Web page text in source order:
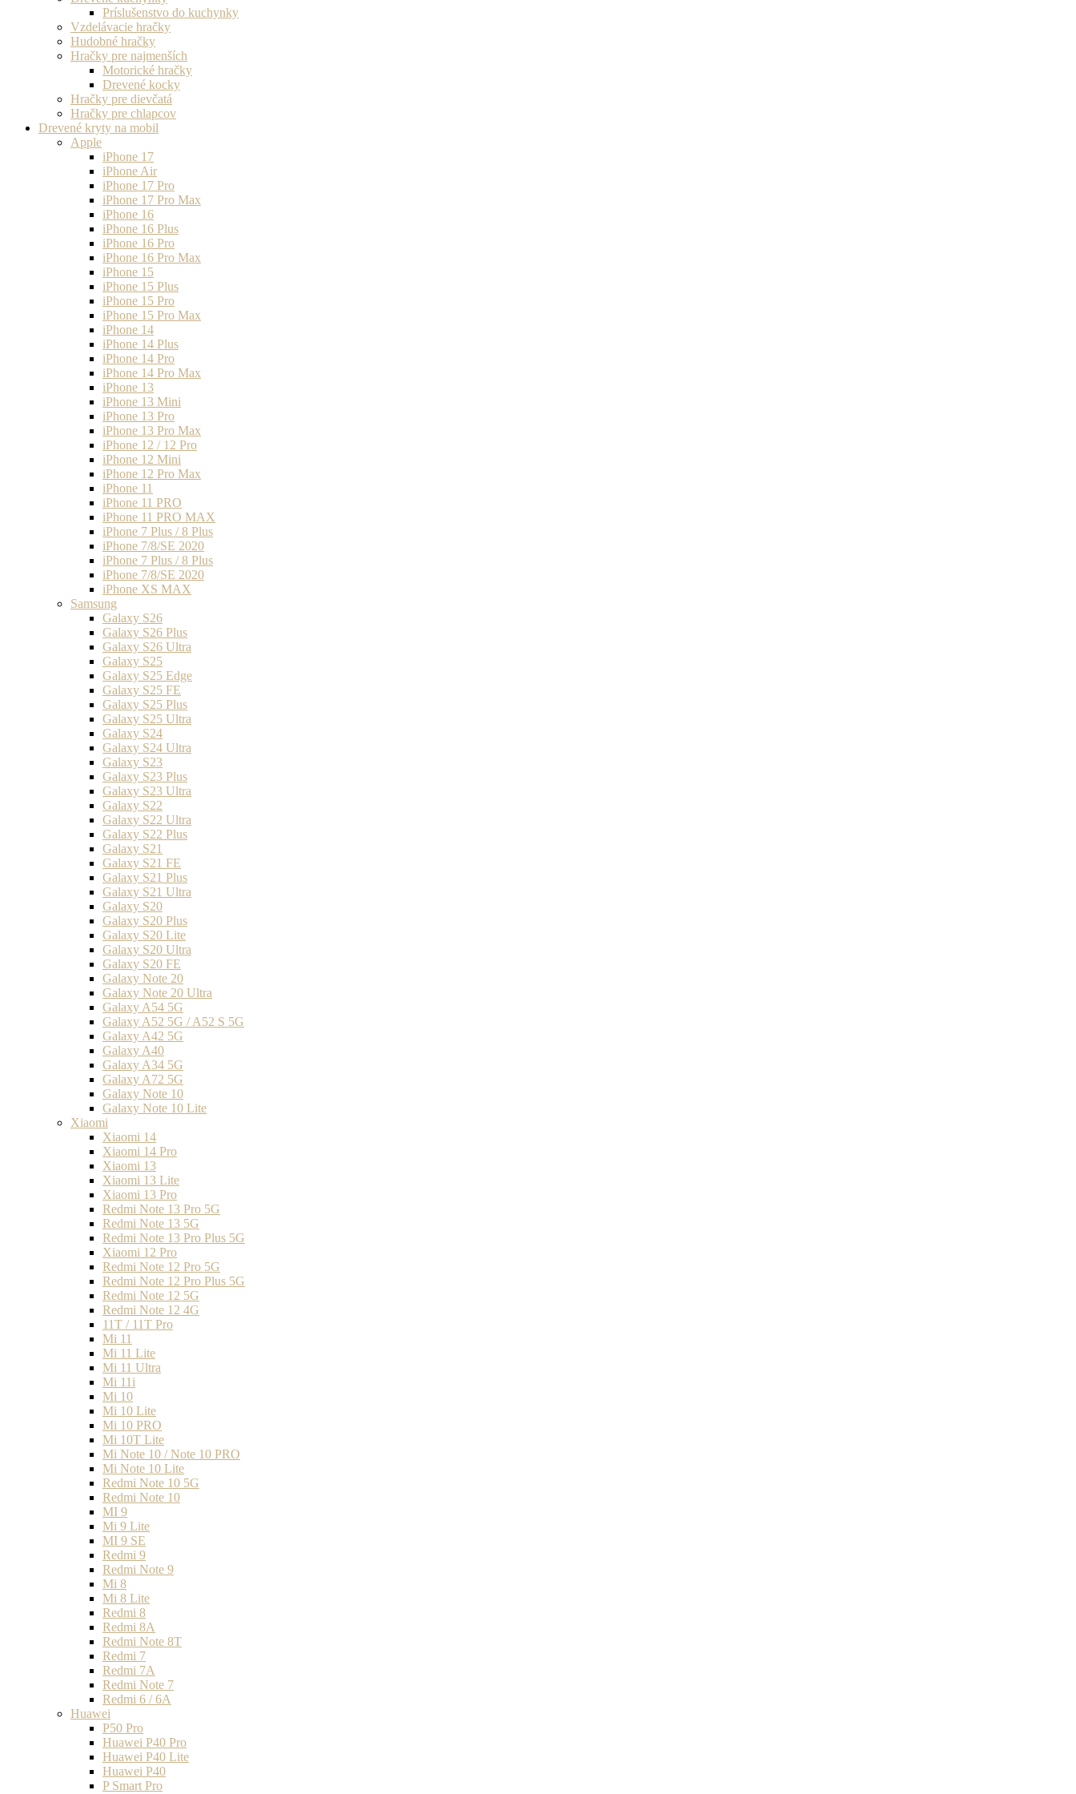
Príslušenstvo do kuchynky
Vzdelávacie hračky
Hudobné hračky
Hračky pre najmenších
Motorické hračky
Drevené kocky
Hračky pre dievčatá
Hračky pre chlapcov
Drevené kryty na mobil
Apple
iPhone 17
iPhone Air
iPhone 17 Pro
iPhone 17 Pro Max
iPhone 16
iPhone 16 Plus
iPhone 16 Pro
iPhone 16 Pro Max
iPhone 15
iPhone 15 Plus
iPhone 15 Pro
iPhone 15 Pro Max
iPhone 14
iPhone 14 Plus
iPhone 14 Pro
iPhone 14 Pro Max
iPhone 13
iPhone 13 Mini
iPhone 13 Pro
iPhone 13 Pro Max
iPhone 12 / 12 Pro
iPhone 12 Mini
iPhone 12 Pro Max
iPhone 11
iPhone 11 PRO
iPhone 11 PRO MAX
iPhone 7 Plus / 8 Plus
iPhone 7/8/SE 2020
iPhone 7 Plus / 8 Plus
iPhone 7/8/SE 2020
iPhone XS MAX
Samsung
Galaxy S26
Galaxy S26 Plus
Galaxy S26 Ultra
Galaxy S25
Galaxy S25 Edge
Galaxy S25 FE
Galaxy S25 Plus
Galaxy S25 Ultra
Galaxy S24
Galaxy S24 Ultra
Galaxy S23
Galaxy S23 Plus
Galaxy S23 Ultra
Galaxy S22
Galaxy S22 Ultra
Galaxy S22 Plus
Galaxy S21
Galaxy S21 FE
Galaxy S21 Plus
Galaxy S21 Ultra
Galaxy S20
Galaxy S20 Plus
Galaxy S20 Lite
Galaxy S20 Ultra
Galaxy S20 FE
Galaxy Note 20
Galaxy Note 20 Ultra
Galaxy A54 5G
Galaxy A52 5G / A52 S 5G
Galaxy A42 5G
Galaxy A40
Galaxy A34 5G
Galaxy A72 5G
Galaxy Note 10
Galaxy Note 10 Lite
Xiaomi
Xiaomi 14
Xiaomi 14 Pro
Xiaomi 13
Xiaomi 13 Lite
Xiaomi 13 Pro
Redmi Note 13 Pro 5G
Redmi Note 13 5G
Redmi Note 13 Pro Plus 5G
Xiaomi 12 Pro
Redmi Note 12 Pro 5G
Redmi Note 12 Pro Plus 5G
Redmi Note 12 5G
Redmi Note 12 4G
11T / 11T Pro
Mi 11
Mi 11 Lite
Mi 11 Ultra
Mi 11i
Mi 10
Mi 10 Lite
Mi 10 PRO
Mi 10T Lite
Mi Note 10 / Note 10 PRO
Mi Note 10 Lite
Redmi Note 10 5G
Redmi Note 10
MI 9
Mi 9 Lite
MI 9 SE
Redmi 9
Redmi Note 9
Mi 8
Mi 8 Lite
Redmi 8
Redmi 8A
Redmi Note 8T
Redmi 7
Redmi 7A
Redmi Note 7
Redmi 6 / 6A
Huawei
P50 Pro
Huawei P40 Pro
Huawei P40 Lite
Huawei P40
P Smart Pro